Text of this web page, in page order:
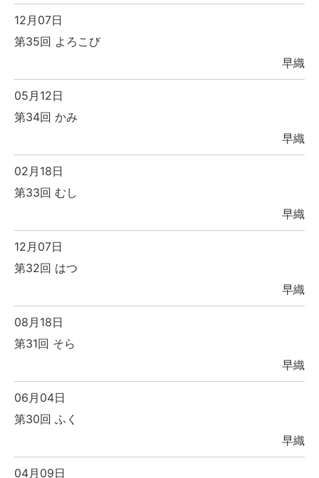
12月07日
第35回 よろこび
早織
05月12日
第34回 かみ
早織
02月18日
第33回 むし
早織
12月07日
第32回 はつ
早織
08月18日
第31回 そら
早織
06月04日
第30回 ふく
早織
04月09日